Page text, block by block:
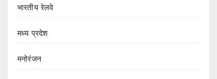
भारतीय रेलवे
मध्य प्रदेश
मनोरंजन